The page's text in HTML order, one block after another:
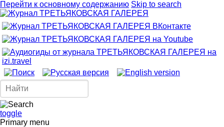
Перейти к основному содержанию Skip to search
toggle
Primary menu